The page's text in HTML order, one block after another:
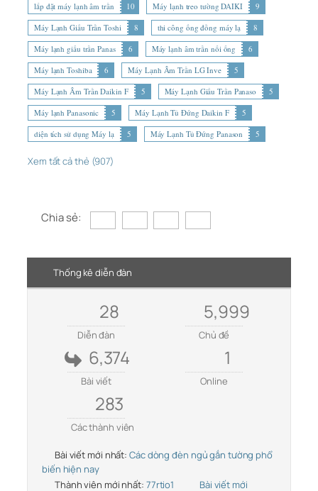
lắp đặt máy lạnh âm trần
10 Máy lạnh treo tường DAIKI
9
Máy Lạnh Giấu Trần Toshi
8 thi công ống đồng máy lạ
8
Máy lạnh giấu trần Panas
6 Máy lạnh âm trần nối ống
6
Máy lạnh Toshiba
6 Máy Lạnh Âm Trần LG Inve
5
Máy Lạnh Âm Trần Daikin F
5 Máy Lạnh Giấu Trần Panaso
5
Máy lạnh Panasonic
5 Máy Lạnh Tủ Đứng Daikin F
5
diện tích sử dụng Máy lạ
5 Máy Lạnh Tủ Đứng Panason 5
Xem tất cả thẻ (907)
Chia sẻ:
Thống kê diễn đàn
28
Diễn đàn
5,999
Chủ đề
6,374
Bài viết
1
Online
283
Các thành viên
Bài viết mới nhất: Các dòng đèn ngủ gắn tường phổ
biến hiện nay
Thành viên mới nhất: 77rtio1 Bài viết mới